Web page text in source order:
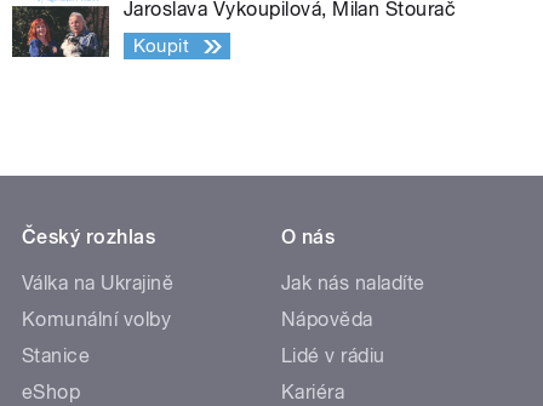
Jaroslava Vykoupilová, Milan Štourač
Koupit
Český rozhlas
Válka na Ukrajině
Komunální volby
Stanice
eShop
O nás
Jak nás naladíte
Nápověda
Lidé v rádiu
Kariéra